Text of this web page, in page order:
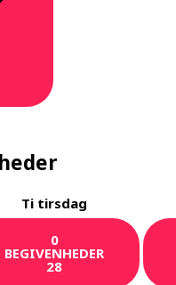
Ti tirsdag
0
BEGIVENHEDER
28